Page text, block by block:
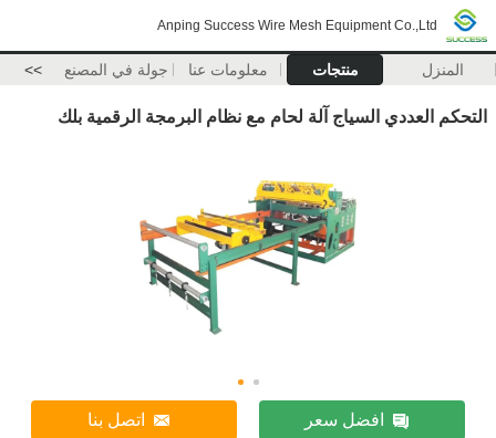
Anping Success Wire Mesh Equipment Co.,Ltd
المنزل منتجات معلومات عنا جولة في المصنع >>
التحكم العددي السياج آلة لحام مع نظام البرمجة الرقمية بلك
افضل سعر اتصل بنا